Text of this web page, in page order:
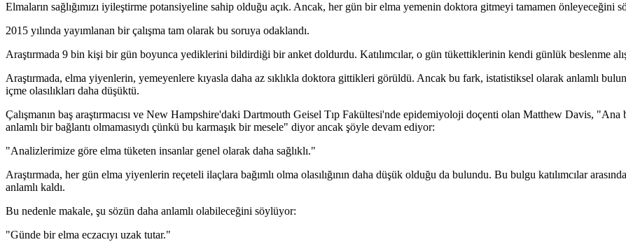
Elmaların sağlığımızı iyileştirme potansiyeline sahip olduğu açık. Ancak, her gün bir elma yemenin doktora gitmeyi tamamen önleyeceğini
2015 yılında yayımlanan bir çalışma tam olarak bu soruya odaklandı.
Araştırmada 9 bin kişi bir gün boyunca yediklerini bildirdiği bir anket doldurdu. Katılımcılar, o gün tükettiklerinin kendi günlük beslenme
Araştırmada, elma yiyenlerin, yemeyenlere kıyasla daha az sıklıkla doktora gittikleri görüldü. Ancak bu fark, istatistiksel olarak anlamlı
içme olasılıkları daha düşüktü.
Çalışmanın baş araştırmacısı ve New Hampshire'daki Dartmouth Geisel Tıp Fakültesi'nde epidemiyoloji doçenti olan Matthew Davis,
anlamlı bir bağlantı olmamasıydı çünkü bu karmaşık bir mesele" diyor ancak şöyle devam ediyor:
"Analizlerimize göre elma tüketen insanlar genel olarak daha sağlıklı."
Araştırmada, her gün elma yiyenlerin reçeteli ilaçlara bağımlı olma olasılığının daha düşük olduğu da bulundu. Bu bulgu katılımcılar
anlamlı kaldı.
Bu nedenle makale, şu sözün daha anlamlı olabileceğini söylüyor:
"Günde bir elma eczacıyı uzak tutar."